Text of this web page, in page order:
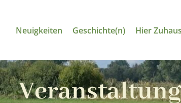
Neuigkeiten Geschichte(n) Hier